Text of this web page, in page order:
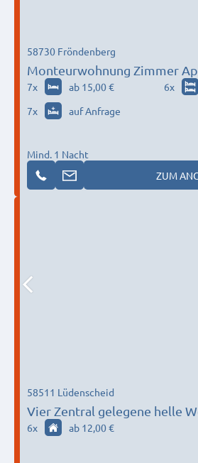
Monteurwohnung Zimmer
Fröndenberg
58730 Fröndenberg
7x ab 15,00 € 6x
7x auf Anfrage
Mind. 1 Nacht
ZUM
Vier Zentral gelegene helle
Lage!
58511 Lüdenscheid
6x ab 12,00 €